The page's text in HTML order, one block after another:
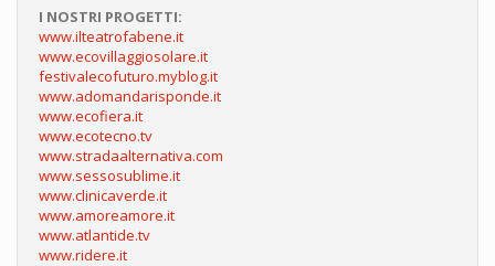
I NOSTRI PROGETTI:
www.ilteatrofabene.it
www.ecovillaggiosolare.it
festivalecofuturo.myblog.it
www.adomandarisponde.it
www.ecofiera.it
www.ecotecno.tv
www.stradaalternativa.com
www.sessosublime.it
www.clinicaverde.it
www.amoreamore.it
www.atlantide.tv
www.ridere.it